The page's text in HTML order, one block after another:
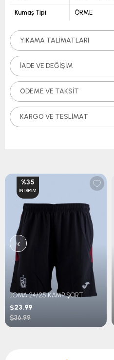
Kumaş Tipi ÖRME
YIKAMA TALIMATLARI
İADE VE DEĞIŞIM
ÖDEME VE TAKSIT
KARGO VE TESLIMAT
JOMA 24/25 KAMP ŞORT
$23.99
$36.99
%35
İNDIRIM
‹